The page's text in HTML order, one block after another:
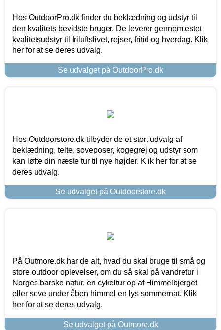
Hos OutdoorPro.dk finder du beklædning og udstyr til
den kvalitets bevidste bruger. De leverer gennemtestet
kvalitetsudstyr til friluftslivet, rejser, fritid og hverdag. Klik
her for at se deres udvalg.
Se udvalget på OutdoorPro.dk
Hos Outdoorstore.dk tilbyder de et stort udvalg af
beklædning, telte, soveposer, kogegrej og udstyr som
kan løfte din næste tur til nye højder. Klik her for at se
deres udvalg.
Se udvalget på Outdoorstore.dk
På Outmore.dk har de alt, hvad du skal bruge til små og
store outdoor oplevelser, om du så skal på vandretur i
Norges barske natur, en cykeltur op af Himmelbjerget
eller sove under åben himmel en lys sommernat. Klik
her for at se deres udvalg.
Se udvalget på Outmore.dk